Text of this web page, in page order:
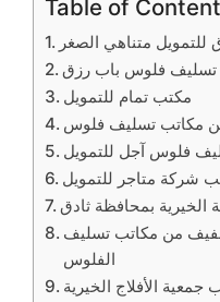
Table of
متناهي الصغر
تسليف فلوس باب رزق
مكتب تمام للتمويل
مكاتب تسليف فلوس
فلوس آجل للتمويل
شركة متاجر للتمويل
الخيرية بمحافظة ثادق
عفيف من مكاتب تسليف
الفلوس
جمعية الأفلاج الخيرية